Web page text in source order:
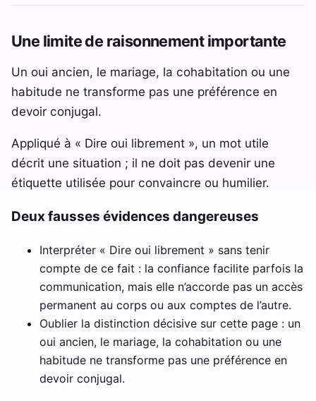
Une limite de raisonnement importante
Un oui ancien, le mariage, la cohabitation ou une
habitude ne transforme pas une préférence en
devoir conjugal.
Appliqué à « Dire oui librement », un mot utile
décrit une situation ; il ne doit pas devenir une
étiquette utilisée pour convaincre ou humilier.
Deux fausses évidences dangereuses
Interpréter « Dire oui librement » sans tenir
compte de ce fait : la confiance facilite parfois la
communication, mais elle n’accorde pas un accès
permanent au corps ou aux comptes de l’autre.
Oublier la distinction décisive sur cette page : un
oui ancien, le mariage, la cohabitation ou une
habitude ne transforme pas une préférence en
devoir conjugal.